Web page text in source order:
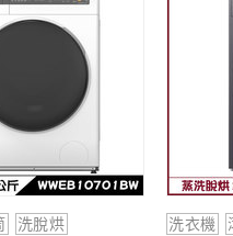
洗脫烘
洗衣機